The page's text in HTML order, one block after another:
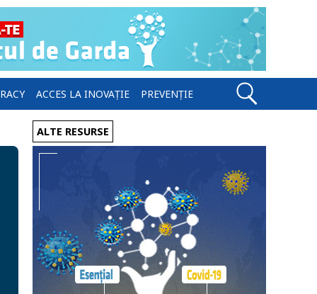
ACCES LA INOVAȚIE PREVENȚIE
ALTE RESURSE